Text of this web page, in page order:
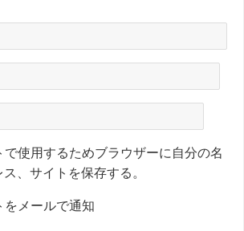
で使用するためブラウザーに自分の名
、サイトを保存する。
をメールで通知